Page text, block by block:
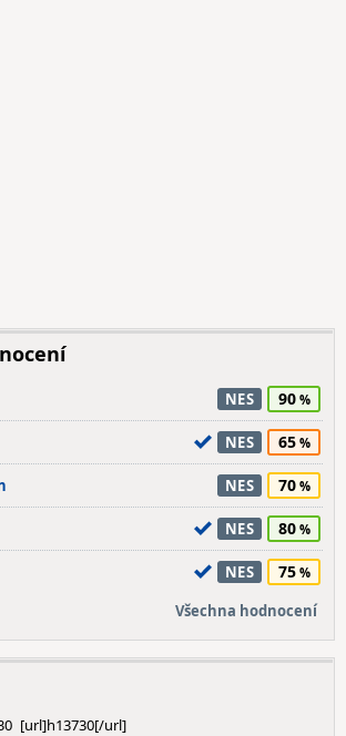
NES 90
NES 65
NES 70
NES 80
NES 75
Všechna hodnocení